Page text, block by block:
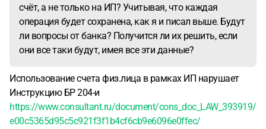
счёт, а не только на ИП? Учитывая, что каждая
операция будет сохранена, как я и писал выше. Будут
ли вопросы от банка? Получится ли их решить, если
они все таки будут, имея все эти данные?
Использование счета физ.лица в рамках ИП нарушает
Инструкцию БР 204-и
https://www.consultant.ru/document/cons_doc_LAW_393919/
e00c5365d95c5c921f3f1b4cf6cb9e6096e0ffec/